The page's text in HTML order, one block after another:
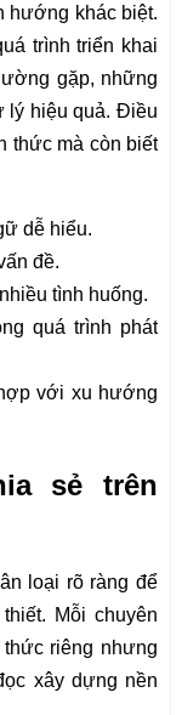
hướng khác biệt.
trình triển khai
gặp, những
lý hiệu quả. Điều
thức mà còn biết
dễ hiểu.
đề.
tình huống.
quá trình phát
với xu hướng
sẻ trên
loại rõ ràng để
Mỗi chuyên
thức riêng nhưng
xây dựng nền